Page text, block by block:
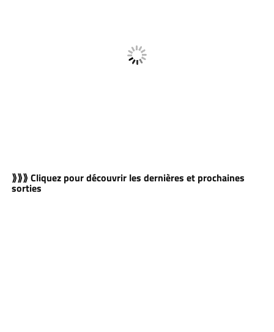
⟫⟫⟫ Cliquez pour découvrir les dernières et prochaines
sorties